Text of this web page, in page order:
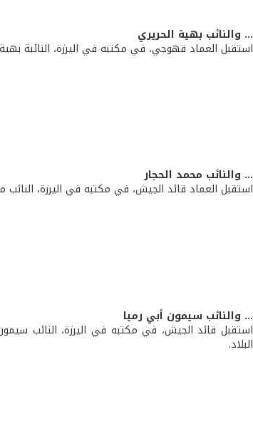
... والنائب بهية الحريري
استقبل العماد قهوجي، في مكتبه في اليرزة، النائبة
... والنائب محمد الحجار
استقبل العماد قائد الجيش، في مكتبه في اليرزة، النائب
... والنائب سيمون أبي رميا
استقبل قائد الجيش، في مكتبه في اليرزة، النائب
البلاد.